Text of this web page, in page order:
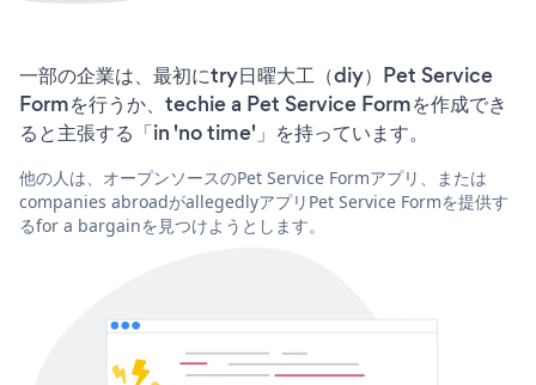
一部の企業は、最初にtry日曜大工（diy）Pet Service
Formを行うか、techie a Pet Service Formを作成でき
ると主張する「in 'no time'」を持っています。
他の人は、オープンソースのPet Service Formアプリ、または
companies abroadがallegedlyアプリPet Service Formを提供す
るfor a bargainを見つけようとします。